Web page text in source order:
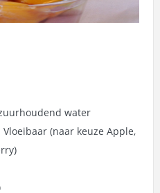
water
(naar keuze Apple,
)